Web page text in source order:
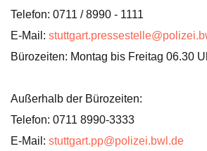
Telefon: 0711 / 8990 - 1111
E-Mail:
Bürozeiten: Montag bis Freitag 06.30
Außerhalb der Bürozeiten:
Telefon: 0711 8990-3333
E-Mail: stuttgart.pp@polizei.bwl.de